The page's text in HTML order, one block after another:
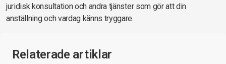
juridisk konsultation och andra tjänster som gör att din
anställning och vardag känns tryggare.
Relaterade artiklar